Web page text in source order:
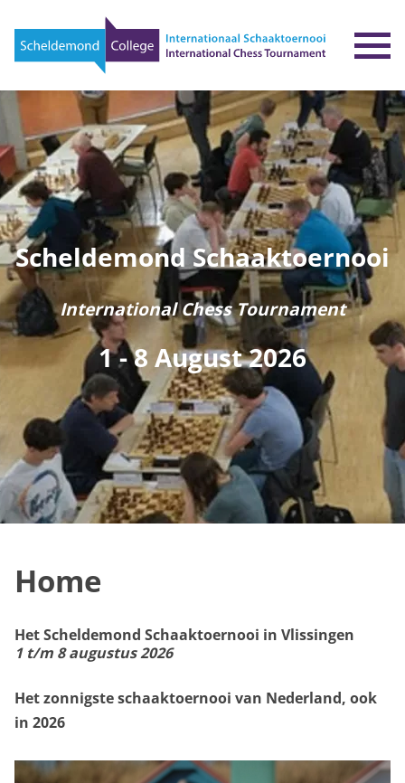
Scheldemond Schaaktoernooi
International Chess Tournament
1 - 8 August 2026
Home
Het Scheldemond Schaaktoernooi in Vlissingen
1 t/m 8 augustus 2026
Het zonnigste schaaktoernooi van Nederland, ook
in 2026